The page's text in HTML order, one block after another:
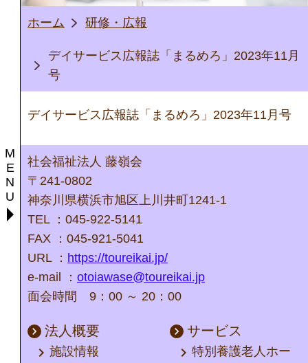
ホーム 研修・広報
デイサービス広報誌「まるめろ」2023年11月
号
デイサービス広報誌「まるめろ」2023年11月号
社会福祉法人 藤嶺会
〒241-0802
神奈川県横浜市旭区上川井町1241-1
TEL ：045-922-5141
FAX ：045-921-5041
URL ： https://toureikai.jp/
e-mail ： otoiawase@toureikai.jp
面会時間 9：00 ～ 20：00
keyboard_arrow_right 法人概要
keyboard_arrow_right 施設情報
keyboard_arrow_right サービス
keyboard_arrow_right 特別養護老人ホー
M
E
N
U